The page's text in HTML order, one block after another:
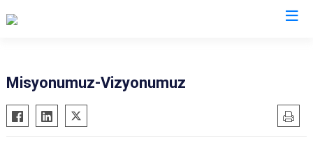
Misyonumuz-Vizyonumuz